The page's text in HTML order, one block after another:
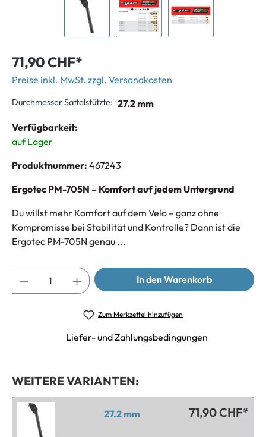
71,90 CHF*
Preise inkl. MwSt. zzgl. Versandkosten
Durchmesser Sattelstützte: 27.2 mm
Verfügbarkeit:
auf Lager
Produktnummer: 467243
Ergotec PM-705N – Komfort auf jedem Untergrund
Du willst mehr Komfort auf dem Velo – ganz ohne
Kompromisse bei Stabilität und Kontrolle? Dann ist die
Ergotec PM-705N genau ...
In den Warenkorb
Zum Merkzettel hinzufügen
Liefer- und Zahlungsbedingungen
WEITERE VARIANTEN:
27.2 mm 71,90 CHF*